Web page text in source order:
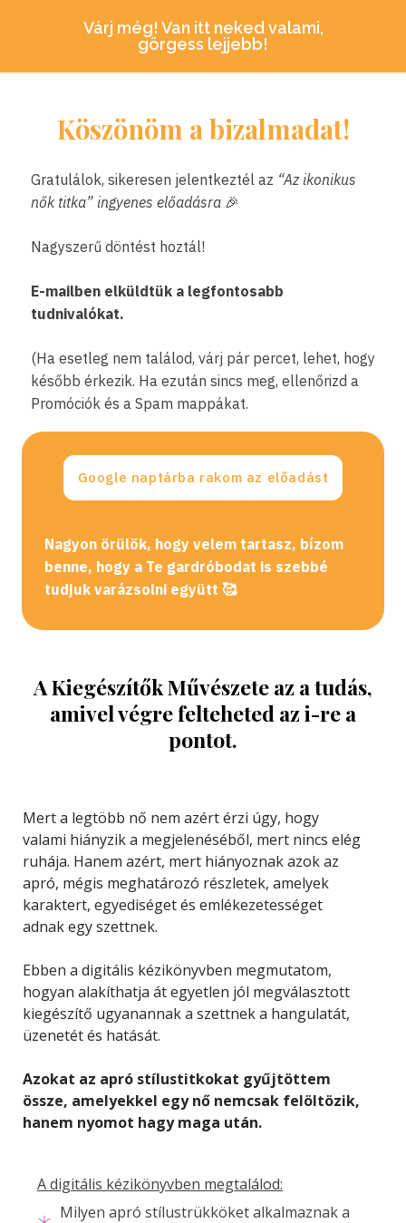
Várj még! Van itt neked valami,
görgess lejjebb!
Köszönöm a bizalmadat!
Gratulálok, sikeresen jelentkeztél az “Az ikonikus
nők titka” ingyenes előadásra 🎉
Nagyszerű döntést hoztál!
E-mailben elküldtük a legfontosabb
tudnivalókat.
(Ha esetleg nem találod, várj pár percet, lehet, hogy
később érkezik. Ha ezután sincs meg, ellenőrizd a
Promóciók és a Spam mappákat.
Google naptárba rakom az előadást
Nagyon örülök, hogy velem tartasz, bízom
benne, hogy a Te gardróbodat is szebbé
tudjuk varázsolni együtt 🥰
A Kiegészítők Művészete az a tudás,
amivel végre felteheted az i-re a
pontot.
Mert a legtöbb nő nem azért érzi úgy, hogy
valami hiányzik a megjelenéséből, mert nincs elég
ruhája. Hanem azért, mert hiányoznak azok az
apró, mégis meghatározó részletek, amelyek
karaktert, egyediséget és emlékezetességet
adnak egy szettnek.
Ebben a digitális kézikönyvben megmutatom,
hogyan alakíthatja át egyetlen jól megválasztott
kiegészítő ugyanannak a szettnek a hangulatát,
üzenetét és hatását.
Azokat az apró stílustitkokat gyűjtöttem
össze, amelyekkel egy nő nemcsak felöltözik,
hanem nyomot hagy maga után.
A digitális kézikönyvben megtalálod:
Milyen apró stílustrükköket alkalmaznak a